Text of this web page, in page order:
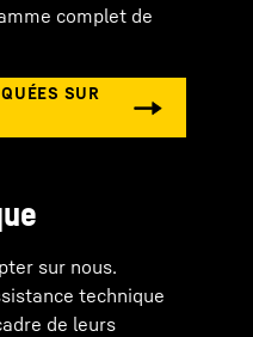
complet de
sur nous.
technique
de leurs